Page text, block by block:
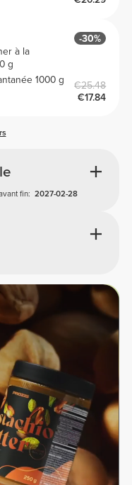
à la
g
1000 g
-30%
€25.48
€17.84
fin: 2027-02-28